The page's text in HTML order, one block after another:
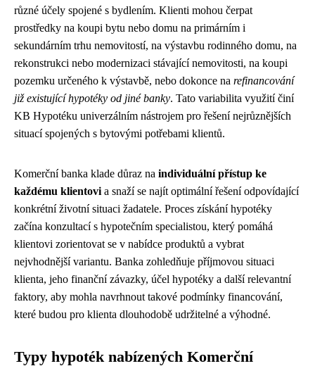
různé účely spojené s bydlením. Klienti mohou čerpat
prostředky na koupi bytu nebo domu na primárním i
sekundárním trhu nemovitostí, na výstavbu rodinného domu, na
rekonstrukci nebo modernizaci stávající nemovitosti, na koupi
pozemku určeného k výstavbě, nebo dokonce na refinancování
již existující hypotéky od jiné banky. Tato variabilita využití činí
KB Hypotéku univerzálním nástrojem pro řešení nejrůznějších
situací spojených s bytovými potřebami klientů.
Komerční banka klade důraz na individuální přístup ke
každému klientovi a snaží se najít optimální řešení odpovídající
konkrétní životní situaci žadatele. Proces získání hypotéky
začína konzultací s hypotečním specialistou, který pomáhá
klientovi zorientovat se v nabídce produktů a vybrat
nejvhodnější variantu. Banka zohledňuje příjmovou situaci
klienta, jeho finanční závazky, účel hypotéky a další relevantní
faktory, aby mohla navrhnout takové podmínky financování,
které budou pro klienta dlouhodobě udržitelné a výhodné.
Typy hypoték nabízených Komerční